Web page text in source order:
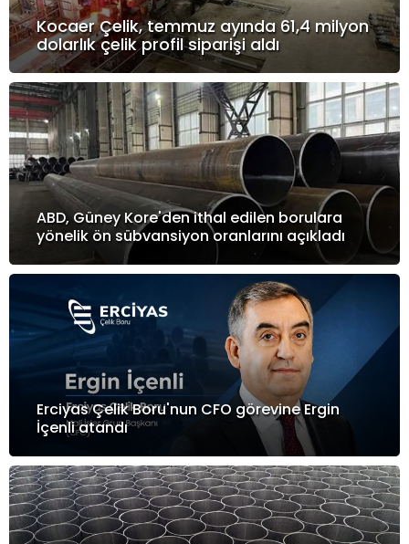
Kocaer Çelik, temmuz ayında 61,4 milyon
dolarlık çelik profil siparişi aldı
ABD, Güney Kore'den ithal edilen borulara
yönelik ön sübvansiyon oranlarını açıkladı
Erciyas Çelik Boru'nun CFO görevine Ergin
İçenli atandı